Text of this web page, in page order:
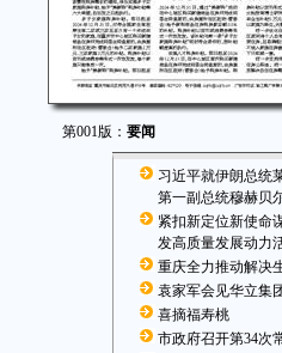
第001版： 要闻
习近平就伊朗总统
第一副总统穆赫贝
紧扣新定位新使命
发高质量发展动力
重庆全力推动解决
袁家军会见华立集
喜摘福寿桃
市政府召开第34次